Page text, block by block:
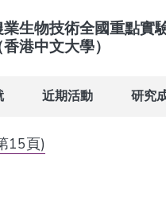
業生物技術全國重點實
香港中文大學）
近期活動 研究
15頁)